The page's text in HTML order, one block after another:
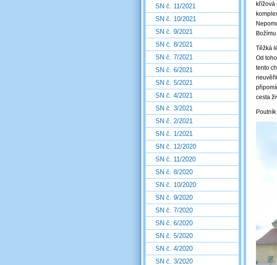
křížová
Těžká
Od
tento
cesta
SN č. 11/2021
SN č. 10/2021
SN č. 9/2021
SN č. 8/2021
SN č. 7/2021
SN č. 6/2021
SN č. 5/2021
SN č. 4/2021
SN č. 3/2021
SN č. 2/2021
SN č. 1/2021
SN č. 12/2020
SN č. 11/2020
SN č. 8/2020
SN č. 10/2020
SN č. 9/2020
SN č. 7/2020
SN č. 6/2020
SN č. 5/2020
SN č. 4/2020
SN č. 3/2020